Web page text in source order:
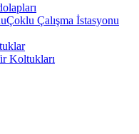
Çoklu Çalışma İstasyonu
Koltukları